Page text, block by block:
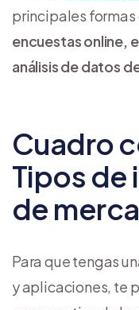
principales formas
encuestas online,
análisis de datos
Cuadro
Tipos de
de
Para que tengas
y aplicaciones, te